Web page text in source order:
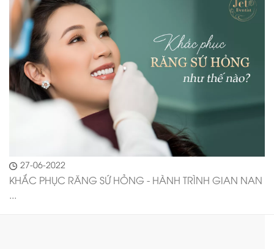
27-06-2022
KHẮC PHỤC RĂNG SỨ HỎNG - HÀNH TRÌNH GIAN NAN
...